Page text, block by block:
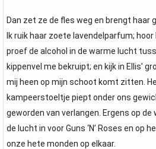
Dan zet ze de fles weg en brengt haar
Ik ruik haar zoete lavendelparfum;
proef de alcohol in de warme lucht
kippenvel me bekruipt; en kijk in Ellis’
mij heen op mijn schoot komt zitten.
kampeerstoeltje piept onder ons
geworden van verlangen. Ergens op
de lucht in voor Guns ‘N’ Roses en op
onze hete monden op elkaar.